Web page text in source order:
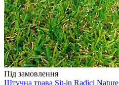
Під замовлення
Штучна трава Sit-in Radici Nature